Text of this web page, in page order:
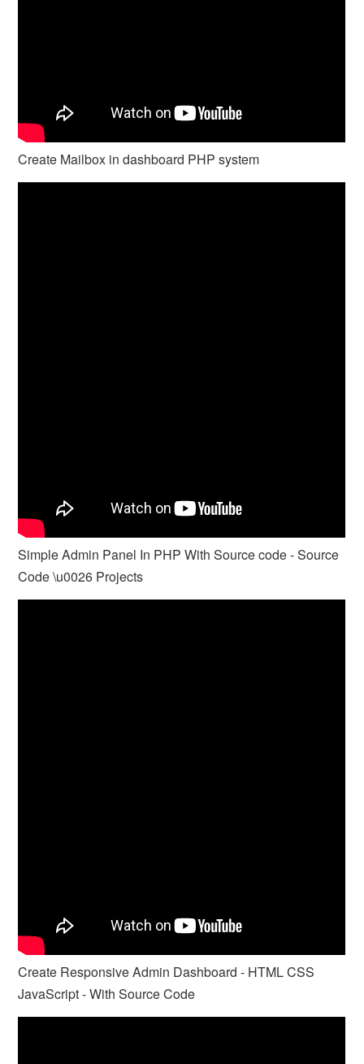
Create Mailbox in dashboard PHP system
Simple Admin Panel In PHP With Source code - Source
Code \u0026 Projects
Create Responsive Admin Dashboard - HTML CSS
JavaScript - With Source Code